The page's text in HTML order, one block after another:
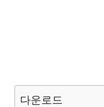
다운로드